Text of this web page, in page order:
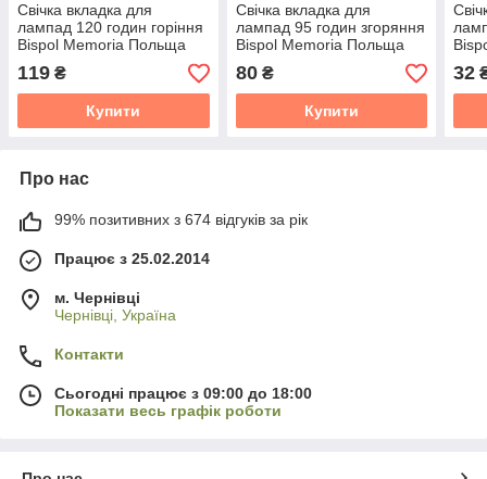
Свічка вкладка для
лампад 120 годин горіння
Bispol Memoria Польща
119 ₴
Купити
Свічка вкладка для
лампад 95 годин згоряння
Bispol Memoria Польща
80₴
Купити
32
Про нас
99% позитивних з 674 відгуків за рік
Працює з 25.02.2014
м. Чернівці
Чернівці, Україна
Контакти
Сьогодні працює з 09:00 до 18:00
Показати весь графік роботи